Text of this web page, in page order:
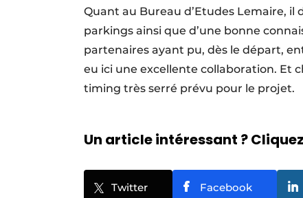
Quant au Bureau d’Etudes Lemaire,
parkings ainsi que d’une bonne
partenaires ayant pu, dès le départ,
eu ici une excellente collaboration. Et
timing très serré prévu pour le projet.
Un article intéressant ?
Twitter Facebook